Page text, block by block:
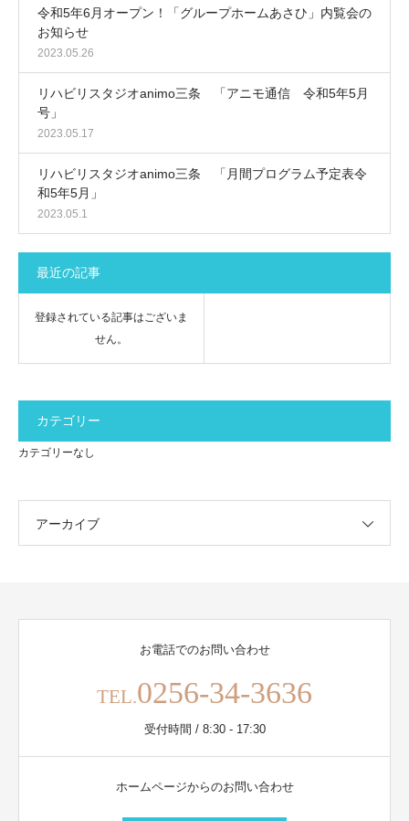
令和5年6月オープン！「グループホームあさひ」内覧会の
お知らせ
2023.05.26
リハビリスタジオanimo三条 「アニモ通信 令和5年5月
号」
2023.05.17
リハビリスタジオanimo三条 「月間プログラム予定表令
和5年5月」
2023.05.1
最近の記事
登録されている記事はございま
せん。
カテゴリー
カテゴリーなし
アーカイブ
お電話でのお問い合わせ
TEL.0256-34-3636
受付時間 / 8:30 - 17:30
ホームページからのお問い合わせ